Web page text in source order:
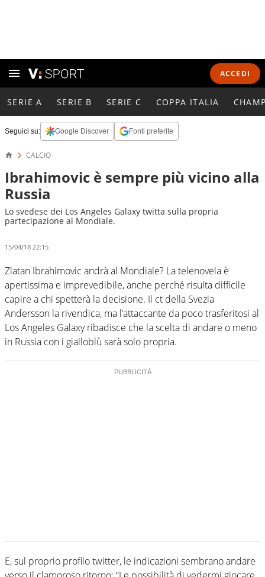
ACCEDI
SERIE A SERIE B SERIE C COPPA ITALIA
Seguici su: Google Discover Fonti preferite
CALCIO
Ibrahimovic è sempre più vicino alla
Russia
Lo svedese dei Los Angeles Galaxy twitta sulla propria
partecipazione al Mondiale.
15/04/18 22:15
Zlatan Ibrahimovic andrà al Mondiale? La telenovela è
apertissima e imprevedibile, anche perché risulta difficile
capire a chi spetterà la decisione. Il ct della Svezia
Andersson la rivendica, ma l’attaccante da poco trasferitosi al
Los Angeles Galaxy ribadisce che la scelta di andare o meno
in Russia con i gialloblù sarà solo propria.
E, sul proprio profilo twitter, le indicazioni sembrano andare